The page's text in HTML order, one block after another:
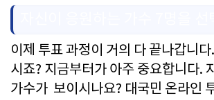
이제 투표 과정이 거의 다 끝나갑니다
시죠? 지금부터가 아주 중요합니다.
가수가 보이시나요? 대국민 온라인